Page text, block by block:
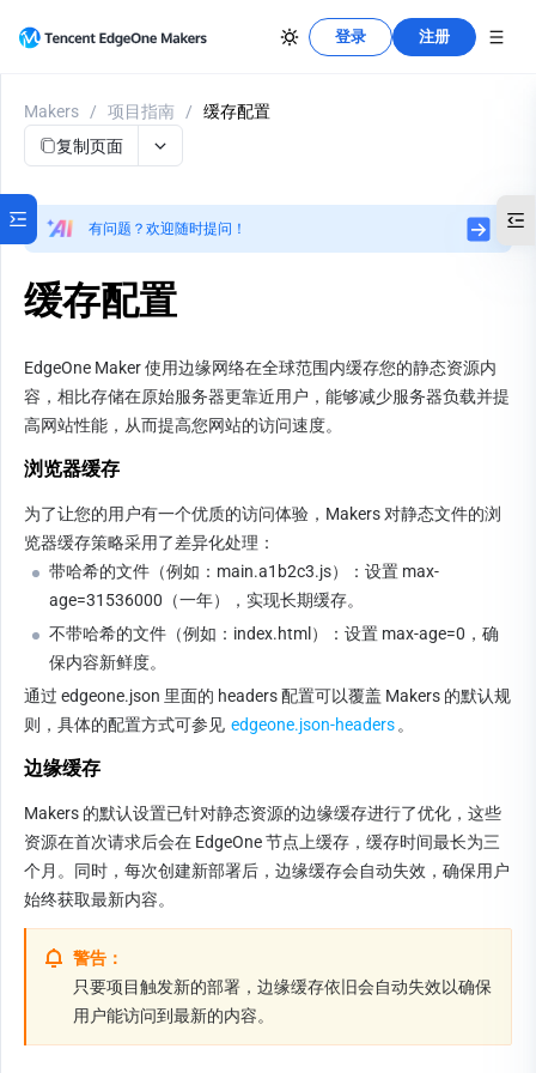
登录 注册
Makers / 项目指南 /
缓存配置
复制页面
有问题？欢迎随时提问！
缓存配置
EdgeOne Maker 使用边缘网络在全球范围内缓存您的静态资源内
容，相比存储在原始服务器更靠近用户，能够减少服务器负载并提
高网站性能，从而提高您网站的访问速度。
浏览器缓存
为了让您的用户有一个优质的访问体验，Makers 对静态文件的浏
览器缓存策略采用了差异化处理：
带哈希的文件（例如：main.a1b2c3.js）：设置 max-
age=31536000（一年），实现长期缓存。
不带哈希的文件（例如：index.html）：设置 max-age=0，确
保内容新鲜度。
通过 edgeone.json 里面的 headers 配置可以覆盖 Makers 的默认规
则，具体的配置方式可参见 edgeone.json-headers 。
边缘缓存
Makers 的默认设置已针对静态资源的边缘缓存进行了优化，这些
资源在首次请求后会在 EdgeOne 节点上缓存，缓存时间最长为三
个月。同时，每次创建新部署后，边缘缓存会自动失效，确保用户
始终获取最新内容。
警告：
只要项目触发新的部署，边缘缓存依旧会自动失效以确保
用户能访问到最新的内容。